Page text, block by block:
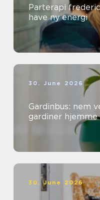
Parterapi fredericia når
have ny energi
30. June 2026
Gardinbus: nem
gardiner hjemme
30. June 2026